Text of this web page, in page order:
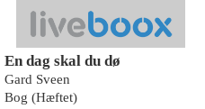
En dag skal du dø
Gard Sveen
Bog (Hæftet)